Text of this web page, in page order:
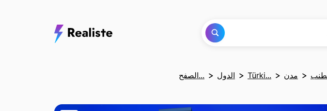
الصفح... الدول Türki... مدن